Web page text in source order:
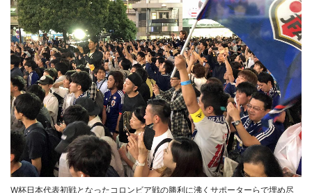
W杯日本代表初戦となったコロンビア戦の勝利に沸くサポーターらで埋め尽